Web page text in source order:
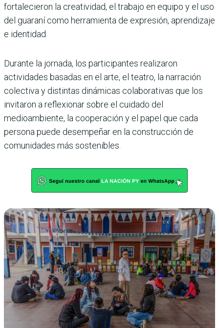
fortalecieron la creatividad, el trabajo en equipo y el uso
del guaraní como herramienta de expresión, aprendizaje
e identidad.
Durante la jornada, los participantes realizaron
actividades basadas en el arte, el teatro, la narración
colectiva y distintas dinámicas colaborativas que los
invitaron a reflexionar sobre el cuidado del
medioambiente, la cooperación y el papel que cada
persona puede desempeñar en la construcción de
comunidades más sostenibles.